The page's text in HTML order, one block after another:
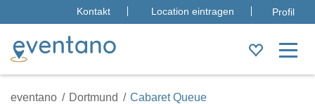
Kontakt Location eintragen Profil
eventano Dortmund Cabaret Queue